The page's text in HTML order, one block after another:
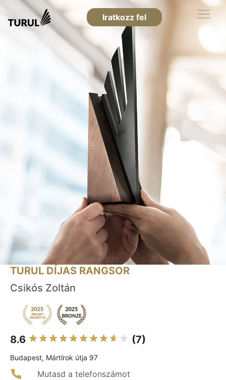
Iratkozz fel
TURUL DÍJAS RANGSOR
Csikós Zoltán
8.6 (7)
Budapest, Mártírok útja 97
Mutasd a telefonszámot